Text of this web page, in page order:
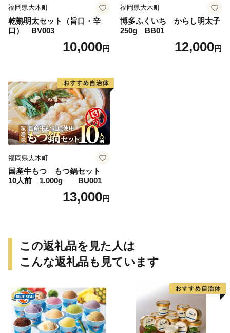
福岡県大木町
乾熟明太セット（旨口・辛
口） BV003
10,000円
福岡県大木町
博多ふくいち からし明太子
250g BB01
12,000円
福岡県大木町
国産牛もつ もつ鍋セット
10人前 1,000g BU001
13,000円
この返礼品を見た人は
こんな返礼品も見ています